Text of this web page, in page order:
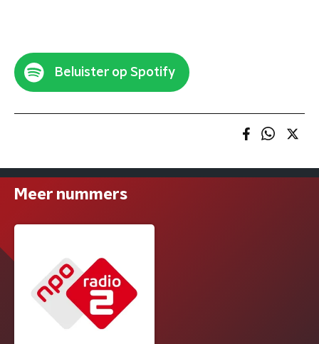
Beluister op Spotify
Meer nummers